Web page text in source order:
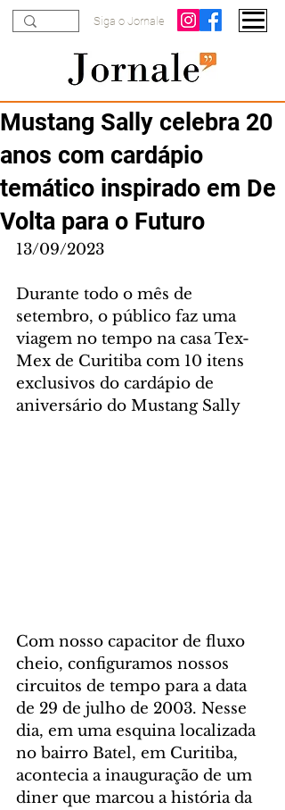
Siga o Jornale
Mustang Sally celebra 20
anos com cardápio
temático inspirado em De
Volta para o Futuro
13/09/2023
Durante todo o mês de
setembro, o público faz uma
viagem no tempo na casa Tex-
Mex de Curitiba com 10 itens
exclusivos do cardápio de
aniversário do Mustang Sally
Com nosso capacitor de fluxo
cheio, configuramos nossos
circuitos de tempo para a data
de 29 de julho de 2003. Nesse
dia, em uma esquina localizada
no bairro Batel, em Curitiba,
acontecia a inauguração de um
diner que marcou a história da